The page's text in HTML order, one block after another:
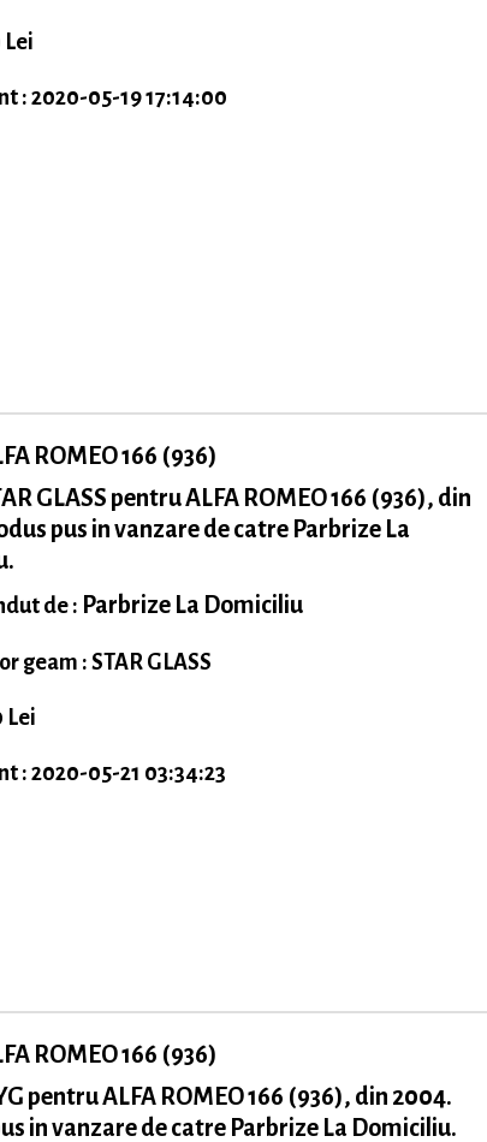
Lei
: 2020-05-19 17:14:00
ROMEO 166 (936)
GLASS pentru ALFA ROMEO 166 (936), din
pus in vanzare de catre Parbrize La
de : Parbrize La Domiciliu
geam : STAR GLASS
Lei
: 2020-05-21 03:34:23
ROMEO 166 (936)
pentru ALFA ROMEO 166 (936), din 2004.
in vanzare de catre Parbrize La Domiciliu.